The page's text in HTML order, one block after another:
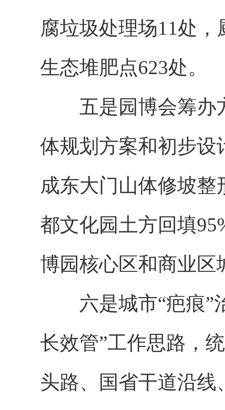
腐垃圾处理场11处
生态堆肥点623处。
五是园博会筹办
体规划方案和初步设
成东大门山体修坡整
都文化园土方回填
博园核心区和商业区
六是城市“疤痕”治
长效管”工作思路，
头路、国省干道沿线